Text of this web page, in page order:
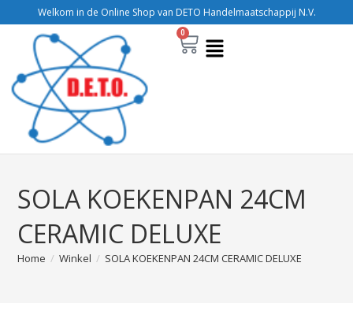
Welkom in de Online Shop van DETO Handelmaatschappij N.V.
0
SOLA KOEKENPAN 24CM
CERAMIC DELUXE
Home / Winkel / SOLA KOEKENPAN 24CM CERAMIC DELUXE